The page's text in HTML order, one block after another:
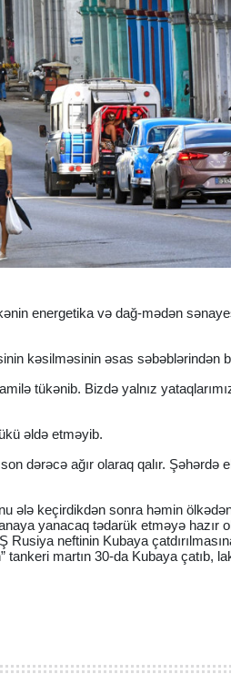
energetika və dağ-mədən
kəsilməsinin əsas səbəblərindən
tükənib. Bizdə yalnız
əldə etməyib.
dərəcə ağır olaraq qalır. Şəhərdə
ələ keçirdikdən sonra həmin
yanacaq tədarük etməyə hazır
neftinin Kubaya
martın 30-da Kubaya çatıb,